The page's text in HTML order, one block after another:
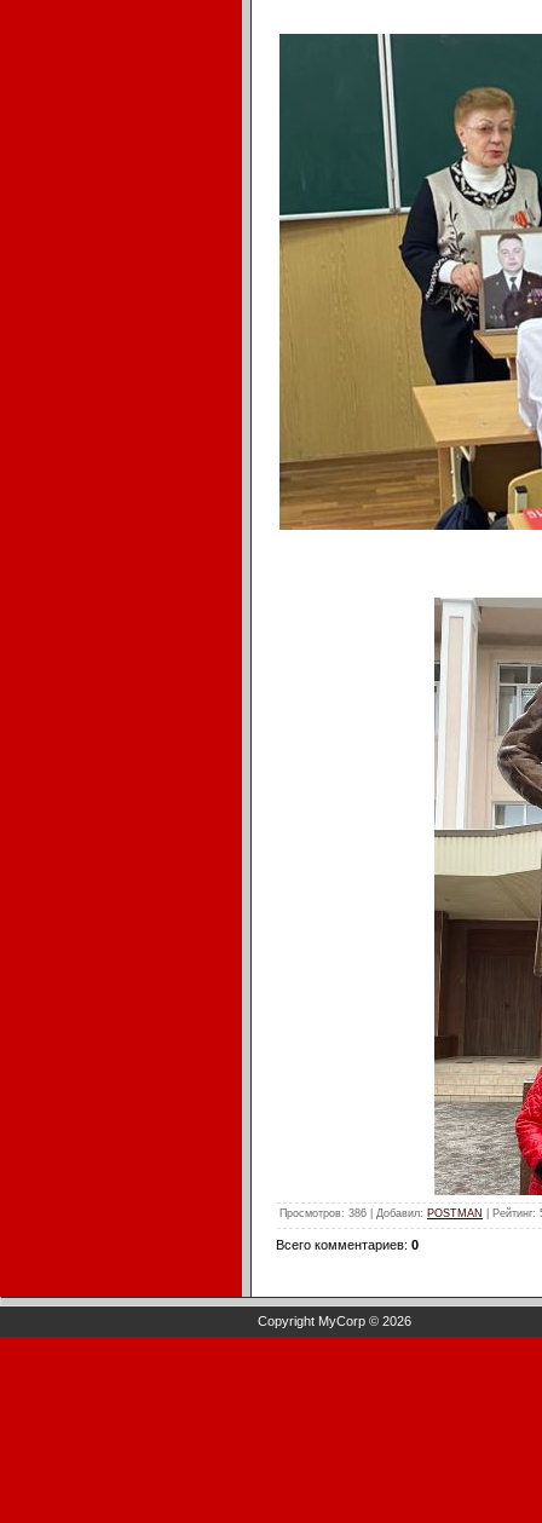
Просмотров: 386 | Добавил: POSTMAN Рейтинг:
Всего комментариев: 0
Copyright MyCorp © 2026